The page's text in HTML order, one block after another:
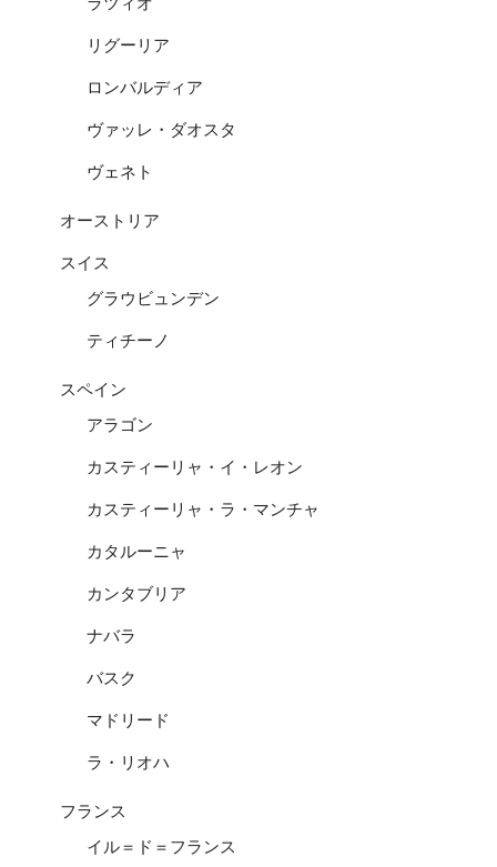
リグーリア
ロンバルディア
ヴァッレ・ダオスタ
ヴェネト
オーストリア
スイス
グラウビュンデン
ティチーノ
スペイン
アラゴン
カスティーリャ・イ・レオン
カスティーリャ・ラ・マンチャ
カタルーニャ
カンタブリア
ナバラ
バスク
マドリード
ラ・リオハ
フランス
イル＝ド＝フランス